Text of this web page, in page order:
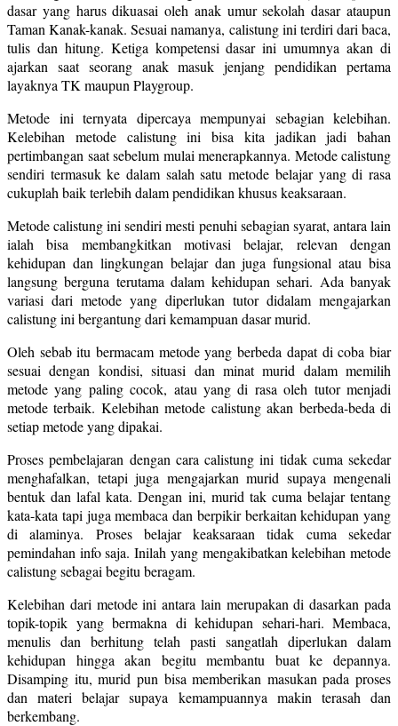
dasar yang harus dikuasai oleh anak umur sekolah dasar ataupun
Taman Kanak-kanak. Sesuai namanya, calistung ini terdiri dari baca,
tulis dan hitung. Ketiga kompetensi dasar ini umumnya akan di
ajarkan saat seorang anak masuk jenjang pendidikan pertama
layaknya TK maupun Playgroup.
Metode ini ternyata dipercaya mempunyai sebagian kelebihan.
Kelebihan metode calistung ini bisa kita jadikan jadi bahan
pertimbangan saat sebelum mulai menerapkannya. Metode calistung
sendiri termasuk ke dalam salah satu metode belajar yang di rasa
cukuplah baik terlebih dalam pendidikan khusus keaksaraan.
Metode calistung ini sendiri mesti penuhi sebagian syarat, antara lain
ialah bisa membangkitkan motivasi belajar, relevan dengan
kehidupan dan lingkungan belajar dan juga fungsional atau bisa
langsung berguna terutama dalam kehidupan sehari. Ada banyak
variasi dari metode yang diperlukan tutor didalam mengajarkan
calistung ini bergantung dari kemampuan dasar murid.
Oleh sebab itu bermacam metode yang berbeda dapat di coba biar
sesuai dengan kondisi, situasi dan minat murid dalam memilih
metode yang paling cocok, atau yang di rasa oleh tutor menjadi
metode terbaik. Kelebihan metode calistung akan berbeda-beda di
setiap metode yang dipakai.
Proses pembelajaran dengan cara calistung ini tidak cuma sekedar
menghafalkan, tetapi juga mengajarkan murid supaya mengenali
bentuk dan lafal kata. Dengan ini, murid tak cuma belajar tentang
kata-kata tapi juga membaca dan berpikir berkaitan kehidupan yang
di alaminya. Proses belajar keaksaraan tidak cuma sekedar
pemindahan info saja. Inilah yang mengakibatkan kelebihan metode
calistung sebagai begitu beragam.
Kelebihan dari metode ini antara lain merupakan di dasarkan pada
topik-topik yang bermakna di kehidupan sehari-hari. Membaca,
menulis dan berhitung telah pasti sangatlah diperlukan dalam
kehidupan hingga akan begitu membantu buat ke depannya.
Disamping itu, murid pun bisa memberikan masukan pada proses
dan materi belajar supaya kemampuannya makin terasah dan
berkembang.